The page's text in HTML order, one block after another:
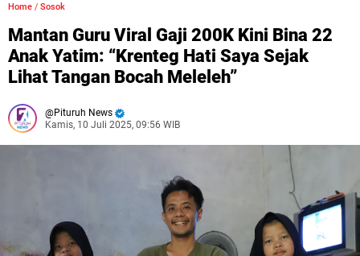
Home / Sosok
Mantan Guru Viral Gaji 200K Kini Bina 22
Anak Yatim: “Krenteg Hati Saya Sejak
Lihat Tangan Bocah Meleleh”
Pituruh News
Kamis, 10 Juli 2025, 09:56 WIB